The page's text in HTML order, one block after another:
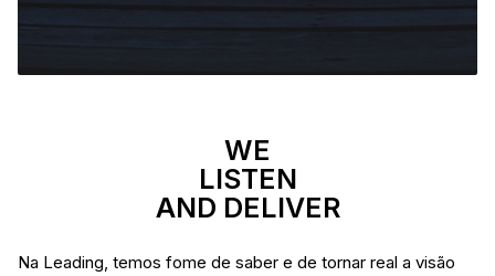
WE
LISTEN
AND DELIVER
Na Leading, temos fome de saber e de tornar real a visão